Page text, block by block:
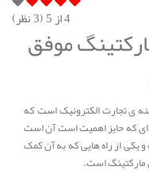
از 5 ( 3نظر)
موفق
تجارت الکترونیک است که
ای که حایز اهمیت است آن است
از راه هایی که به آن کمک
است.